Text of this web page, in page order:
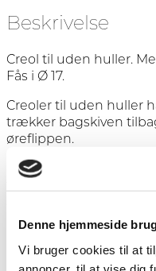
Denne hjemmeside
Vi bruger cookies til at
Beskrivelse
Creol til uden huller.
Fås i Ø 17.
Creoler til uden huller
trækker bagskiven
øreflippen.
OBS! Når man fjerner
trækker bagskiven
ned i creolen vil den